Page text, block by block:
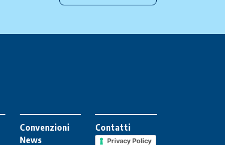
Convenzioni
News
Contatti
Privacy Policy